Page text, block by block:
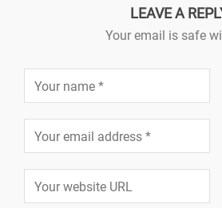
LEAVE A
Your email is safe